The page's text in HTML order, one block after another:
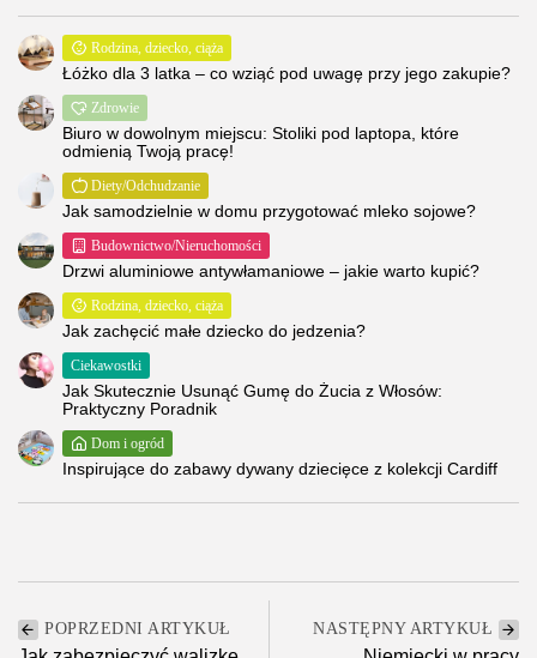
Rodzina, dziecko, ciąża
Łóżko dla 3 latka – co wziąć pod uwagę przy jego zakupie?
Zdrowie
Biuro w dowolnym miejscu: Stoliki pod laptopa, które
odmienią Twoją pracę!
Diety/Odchudzanie
Jak samodzielnie w domu przygotować mleko sojowe?
Budownictwo/Nieruchomości
Drzwi aluminiowe antywłamaniowe – jakie warto kupić?
Rodzina, dziecko, ciąża
Jak zachęcić małe dziecko do jedzenia?
Ciekawostki
Jak Skutecznie Usunąć Gumę do Żucia z Włosów:
Praktyczny Poradnik
Dom i ogród
Inspirujące do zabawy dywany dziecięce z kolekcji Cardiff
POPRZEDNI ARTYKUŁ NASTĘPNY ARTYKUŁ